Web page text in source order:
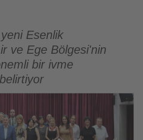
Esenlik
ve Ege Bölgesi'nin
bir ivme